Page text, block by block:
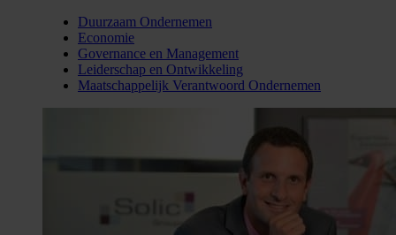
Duurzaam Ondernemen
Economie
Governance en Management
Leiderschap en Ontwikkeling
Maatschappelijk Verantwoord Ondernemen